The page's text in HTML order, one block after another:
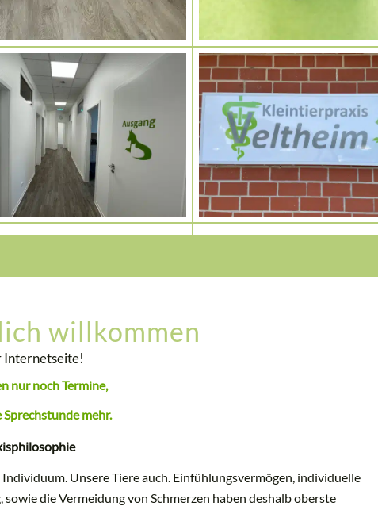
willkommen
Internetseite!
nur noch Termine,
Sprechstunde mehr.
Individuum. Unsere Tiere auch. Einfühlungsvermögen, individuelle
sowie die Vermeidung von Schmerzen haben deshalb oberste